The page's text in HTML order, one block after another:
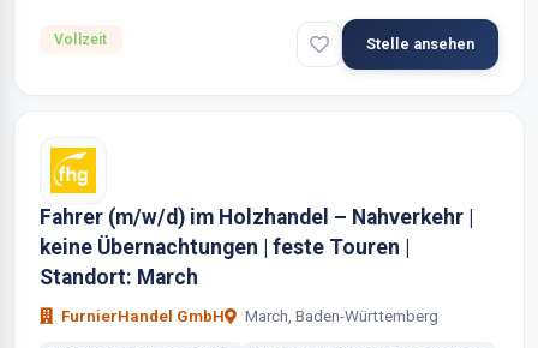
Vollzeit Stelle ansehen
Fahrer (m/w/d) im Holzhandel – Nahverkehr |
keine Übernachtungen | feste Touren |
Standort: March
FurnierHandel GmbH March, Baden-Württemberg